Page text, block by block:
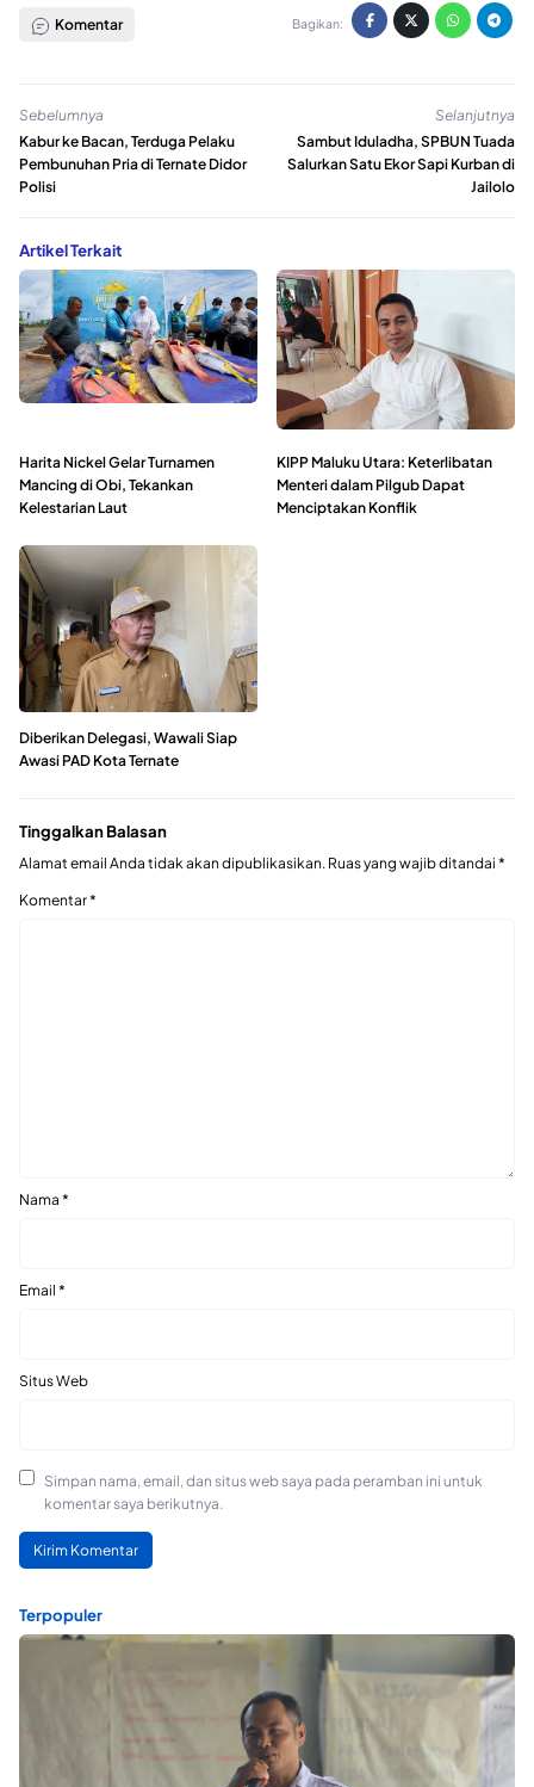
Komentar Bagikan:
Sebelumnya
Kabur ke Bacan, Terduga Pelaku
Pembunuhan Pria di Ternate Didor
Polisi
Selanjutnya
Sambut Iduladha, SPBUN Tuada
Salurkan Satu Ekor Sapi Kurban di
Jailolo
Artikel Terkait
Harita Nickel Gelar Turnamen
Mancing di Obi, Tekankan
Kelestarian Laut
KIPP Maluku Utara: Keterlibatan
Menteri dalam Pilgub Dapat
Menciptakan Konflik
Diberikan Delegasi, Wawali Siap
Awasi PAD Kota Ternate
Tinggalkan Balasan
Alamat email Anda tidak akan dipublikasikan. Ruas yang wajib ditandai *
Komentar*
Nama *
Email *
Situs Web
Simpan nama, email, dan situs web saya pada peramban ini untuk
komentar saya berikutnya.
Terpopuler